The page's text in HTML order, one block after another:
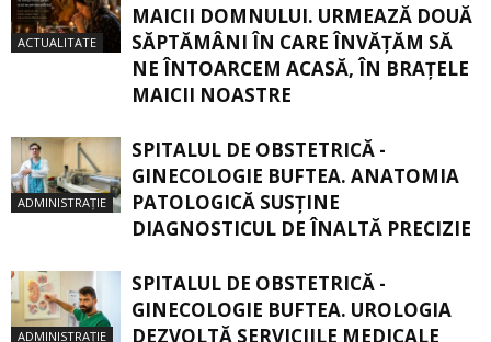
ACTUALITATE
MAICII DOMNULUI. URMEAZĂ DOUĂ
SĂPTĂMÂNI ÎN CARE ÎNVĂŢĂM SĂ
NE ÎNTOARCEM ACASĂ, ÎN BRAŢELE
MAICII NOASTRE
ADMINISTRAȚIE
SPITALUL DE OBSTETRICĂ -
GINECOLOGIE BUFTEA. ANATOMIA
PATOLOGICĂ SUSŢINE
DIAGNOSTICUL DE ÎNALTĂ PRECIZIE
ADMINISTRAȚIE
SPITALUL DE OBSTETRICĂ -
GINECOLOGIE BUFTEA. UROLOGIA
DEZVOLTĂ SERVICIILE MEDICALE